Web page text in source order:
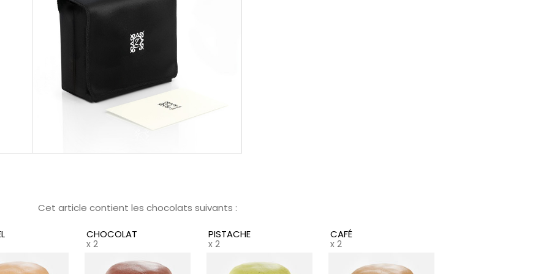
Au cœur de chaque macaron se dévoile
beurre veloutées, ganaches profondes et
Cet article contient les chocolats suivants :
CHOCOLAT
x 2
PISTACHE
x 2
CAFÉ
x 2